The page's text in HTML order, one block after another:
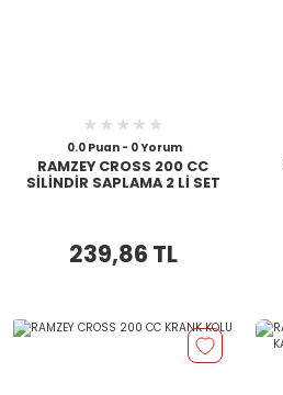
0.0 Puan - 0 Yorum
RAMZEY CROSS 200 CC
SİLİNDİR SAPLAMA 2 Lİ SET
239,86 TL